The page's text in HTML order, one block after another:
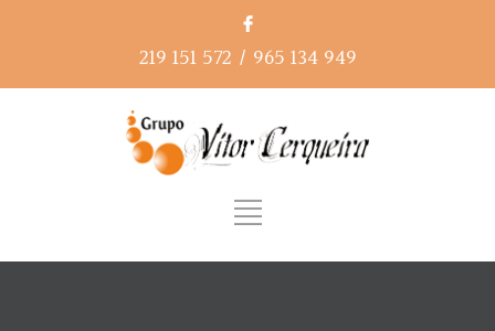
219 151 572 / 965 134 949